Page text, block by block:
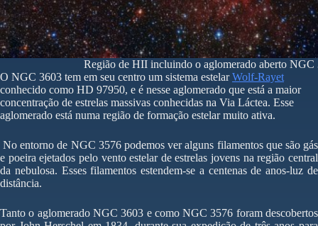
Região de HII incluindo o aglomerado aberto
O NGC 3603 tem em seu centro um sistema estelarWolf-Rayet
conhecido como HD 97950, e é nesse aglomerado que está a maior
concentração de estrelas massivas conhecidas na Via Láctea. Esse
aglomerado está numa região de formação estelar muito ativa.
No entorno de NGC 3576 podemos ver alguns filamentos que são gás
e poeira ejetados pelo vento estelar de estrelas jovens na região central
da nebulosa. Esses filamentos estendem-se a centenas de anos-luz de
distância.
Tanto o aglomerado NGC 3603 e como NGC 3576 foram descobertos